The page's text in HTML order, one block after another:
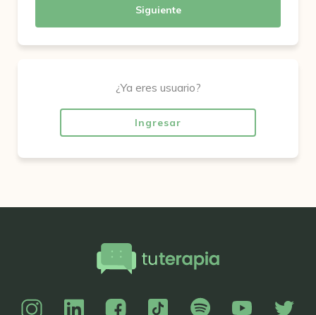
Siguiente
¿Ya eres usuario?
Ingresar